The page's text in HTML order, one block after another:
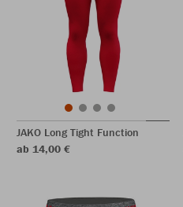
JAKO Long Tight Function
ab 14,00 €